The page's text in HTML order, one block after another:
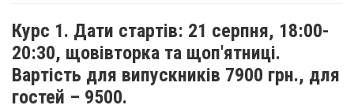
Курс 1. Дати стартів: 21 серпня, 18:00-
20:30, щовівторка та щоп'ятниці.
Вартість для випускників 7900 грн., для
гостей – 9500.